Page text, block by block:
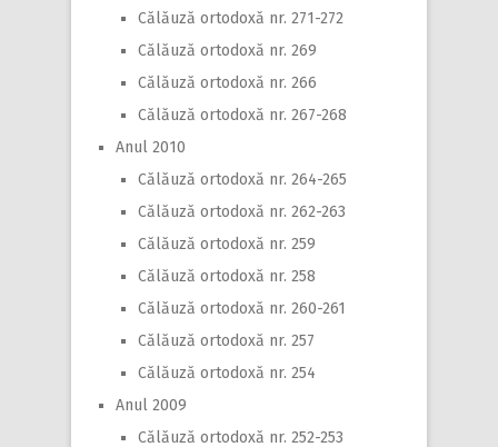
Călăuză ortodoxă nr. 271-272
Călăuză ortodoxă nr. 269
Călăuză ortodoxă nr. 266
Călăuză ortodoxă nr. 267-268
Anul 2010
Călăuză ortodoxă nr. 264-265
Călăuză ortodoxă nr. 262-263
Călăuză ortodoxă nr. 259
Călăuză ortodoxă nr. 258
Călăuză ortodoxă nr. 260-261
Călăuză ortodoxă nr. 257
Călăuză ortodoxă nr. 254
Anul 2009
Călăuză ortodoxă nr. 252-253